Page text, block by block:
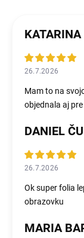
KATARINA
26.7.2026
Mam to na
objednala aj
DANIEL
26.7.2026
Ok super folia
obrazovku
MARIA